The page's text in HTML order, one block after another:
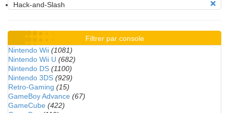
Hack-and-Slash
Filtrer par console
Nintendo Wii (1081)
Nintendo Wii U (682)
Nintendo DS (1100)
Nintendo 3DS (929)
Retro-Gaming (15)
GameBoy Advance (67)
GameCube (422)